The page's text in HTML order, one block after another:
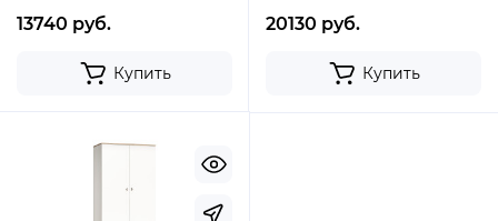
13740 руб.
Купить
20130 руб.
Купить